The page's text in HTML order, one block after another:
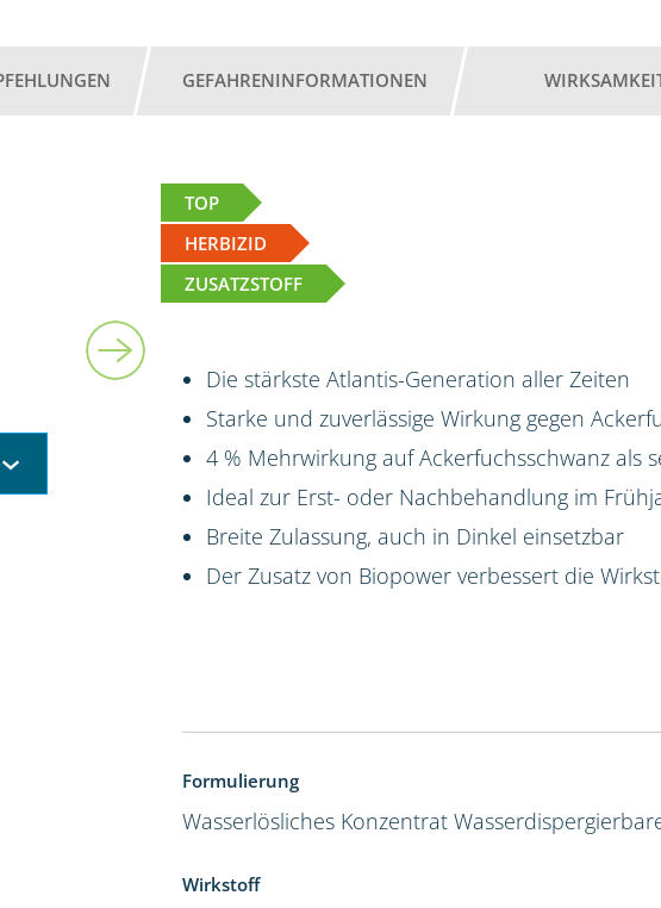
GEFAHRENINFORMATIONEN
TOP
HERBIZID
ZUSATZSTOFF
Die stärkste Atlantis-Generation aller Zeiten
Starke und zuverlässige Wirkung gegen
4 % Mehrwirkung auf Ackerfuchsschwanz als
Ideal zur Erst- oder Nachbehandlung im
Breite Zulassung, auch in Dinkel einsetzbar
Der Zusatz von Biopower verbessert die
Formulierung
Wasserlösliches Konzentrat
Wirkstoff